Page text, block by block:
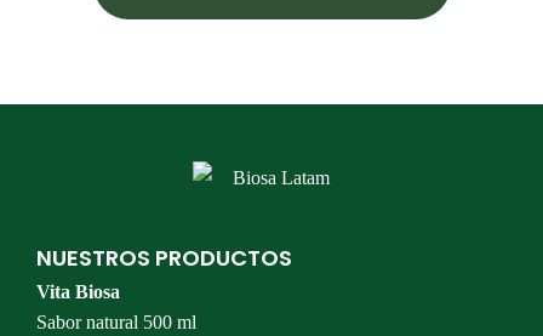
NUESTROS PRODUCTOS
Vita Biosa
Sabor natural 500 ml